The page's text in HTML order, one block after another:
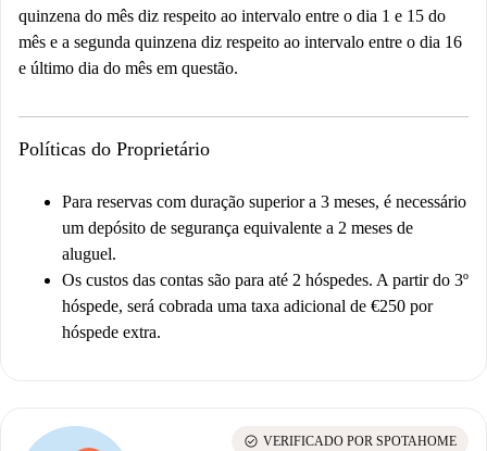
quinzena do mês diz respeito ao intervalo entre o dia 1 e 15 do
mês e a segunda quinzena diz respeito ao intervalo entre o dia 16
e último dia do mês em questão.
Políticas do Proprietário
Para reservas com duração superior a 3 meses, é necessário
um depósito de segurança equivalente a 2 meses de
aluguel.
Os custos das contas são para até 2 hóspedes. A partir do 3º
hóspede, será cobrada uma taxa adicional de €250 por
hóspede extra.
check_circle VERIFICADO POR SPOTAHOME